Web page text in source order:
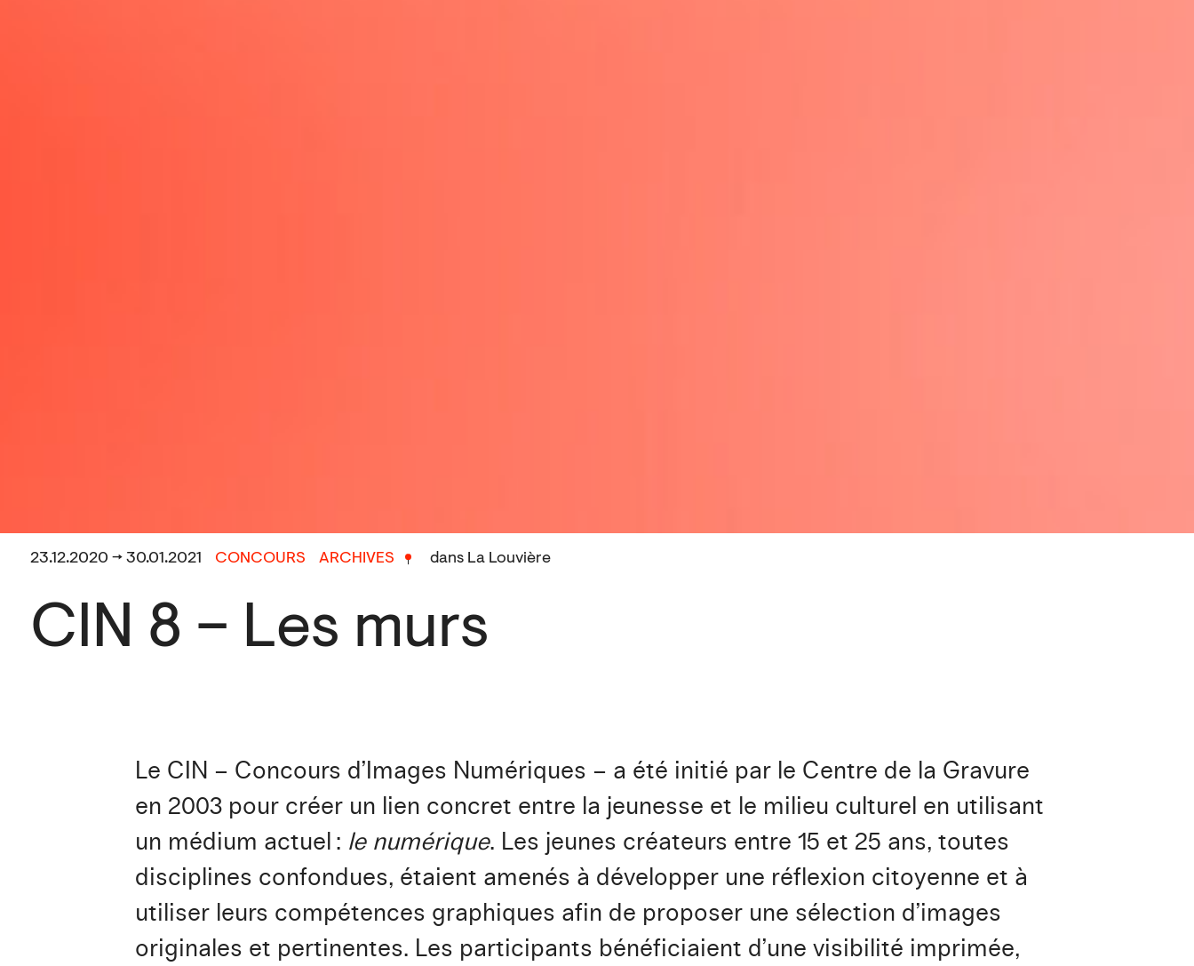
23.12.2020 → 30.01.2021 CONCOURS ARCHIVES dans La Louvière
CIN 8 – Les murs
Le CIN – Concours d’Images Numériques – a été initié par le Centre de la Gravure
en 2003 pour créer un lien concret entre la jeunesse et le milieu culturel en utilisant
un médium actuel : le numérique. Les jeunes créateurs entre 15 et 25 ans, toutes
disciplines confondues, étaient amenés à développer une réflexion citoyenne et à
utiliser leurs compétences graphiques afin de proposer une sélection d’images
originales et pertinentes. Les participants bénéficiaient d’une visibilité imprimée,